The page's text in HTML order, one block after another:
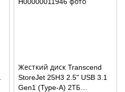
Жесткий диск Transcend
StoreJet 25H3 2.5" USB 3.1
Gen1 (Type-A) 2ТБ